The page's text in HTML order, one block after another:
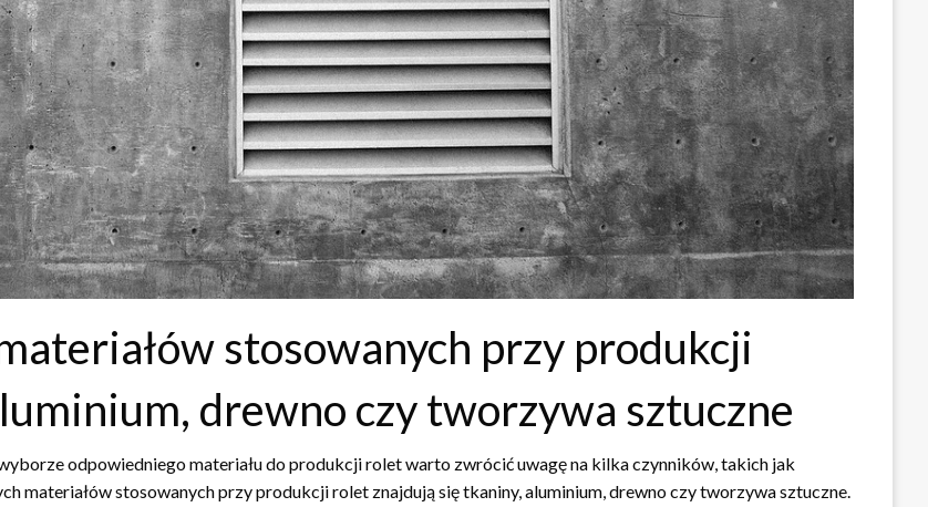
stosowanych przy produkcji
drewno czy tworzywa sztuczne
odpowiedniego materiału do produkcji rolet warto zwrócić uwagę na kilka czynników, takich jak
materiałów stosowanych przy produkcji rolet znajdują się tkaniny, aluminium, drewno czy tworzywa sztuczne.